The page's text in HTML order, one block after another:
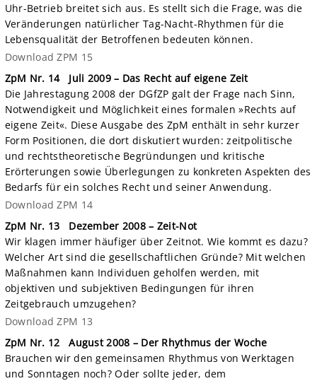
Uhr-Betrieb breitet sich aus. Es stellt sich die Frage, was die
Veränderungen natürlicher Tag-Nacht-Rhythmen für die
Lebensqualität der Betroffenen bedeuten können.
Download ZPM 15
ZpM Nr. 14
Juli 2009 – Das Recht auf eigene Zeit
Die Jahrestagung 2008 der DGfZP galt der Frage nach Sinn,
Notwendigkeit und Möglichkeit eines formalen »Rechts auf
eigene Zeit«. Diese Ausgabe des ZpM enthält in sehr kurzer
Form Positionen, die dort diskutiert wurden: zeitpolitische
und rechtstheoretische Begründungen und kritische
Erörterungen sowie Überlegungen zu konkreten Aspekten des
Bedarfs für ein solches Recht und seiner Anwendung.
Download ZPM 14
ZpM Nr. 13
Dezember 2008 – Zeit-Not
Wir klagen immer häufiger über Zeitnot. Wie kommt es dazu?
Welcher Art sind die gesellschaftlichen Gründe? Mit welchen
Maßnahmen kann Individuen geholfen werden, mit
objektiven und subjektiven Bedingungen für ihren
Zeitgebrauch umzugehen?
Download ZPM 13
ZpM Nr. 12
August 2008 – Der Rhythmus der Woche
Brauchen wir den gemeinsamen Rhythmus von Werktagen
und Sonntagen noch? Oder sollte jeder, dem